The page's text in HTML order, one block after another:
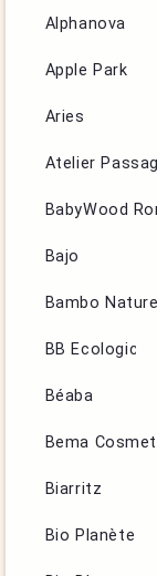
Alphanova
Apple Park
Aries
Atelier
BabyWood
Bajo
Bambo Nature
BB Ecologic
Béaba
Bema
Biarritz
Bio Planète